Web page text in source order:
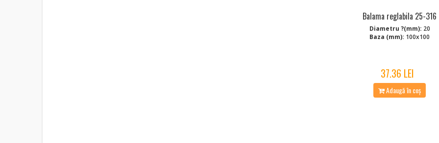
Balama reglabila 25-316
Diametru ?(mm): 20
Baza (mm): 100x100
37.36 LEI
Adaugă în coș